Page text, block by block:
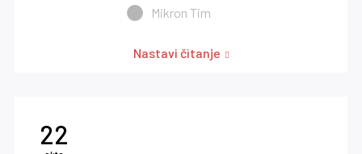
Mikron Tim
Nastavi čitanje
22